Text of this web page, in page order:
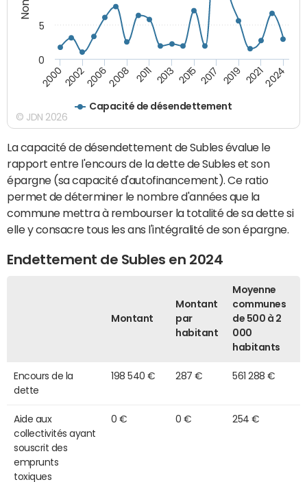
Capacité de désendettement
2000200220062008 2011 2013 2015 2017 2019 20212024
0
5
© JDN 2026
La capacité de désendettement de Subles évalue le
rapport entre l'encours de la dette de Subles et son
épargne (sa capacité d'autofinancement). Ce ratio
permet de déterminer le nombre d'années que la
commune mettra à rembourser la totalité de sa dette si
elle y consacre tous les ans l'intégralité de son épargne.
Endettement de Subles en 2024
Montant
Montant
par
habitant
Moyenne
communes
de 500 à 2
000
habitants
Encours de la
dette
198 540 € 287 € 561 288 €
Aide aux
collectivités ayant
souscrit des
emprunts
toxiques
0 € 0 € 254 €